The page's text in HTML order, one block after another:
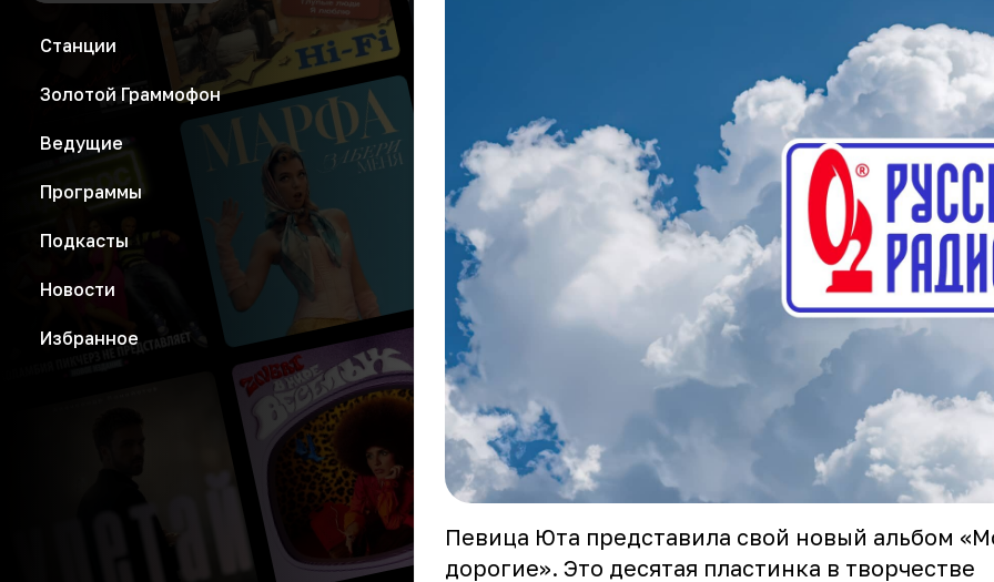
Станции
Золотой Граммофон
Ведущие
Программы
Подкасты
Новости
Избранное
Певица Юта представила свой новый альбом
дорогие». Это десятая пластинка в творчестве